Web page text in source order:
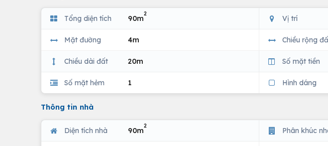
Tổng diện tích 90m
2
Vị trí
Mặt đường 4m Chiều rộng
Chiều dài đất 20m Số mặt tiền
Số mặt hẻm 1 Hình dáng
Thông tin nhà
Diện tích nhà 90m
2
Phân khúc